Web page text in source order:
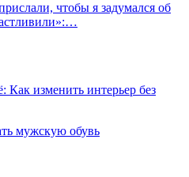
чтобы я задумался об
Как изменить интерьер без
мужскую обувь